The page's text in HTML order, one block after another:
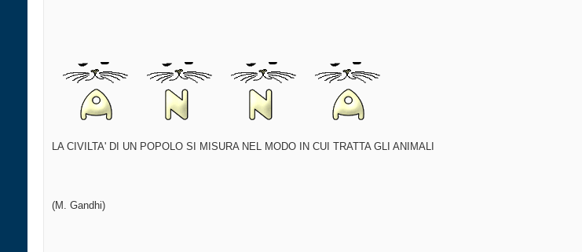
LA CIVILTA' DI UN POPOLO SI MISURA NEL MODO IN CUI TRATTA GLI ANIMALI
(M. Gandhi)